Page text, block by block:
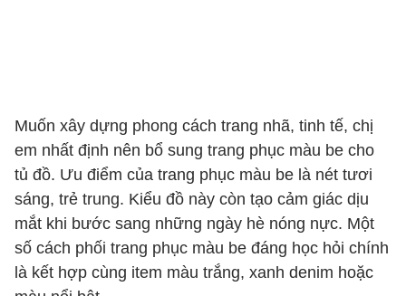
Muốn xây dựng phong cách trang nhã, tinh tế, chị
em nhất định nên bổ sung trang phục màu be cho
tủ đồ. Ưu điểm của trang phục màu be là nét tươi
sáng, trẻ trung. Kiểu đồ này còn tạo cảm giác dịu
mắt khi bước sang những ngày hè nóng nực. Một
số cách phối trang phục màu be đáng học hỏi chính
là kết hợp cùng item màu trắng, xanh denim hoặc